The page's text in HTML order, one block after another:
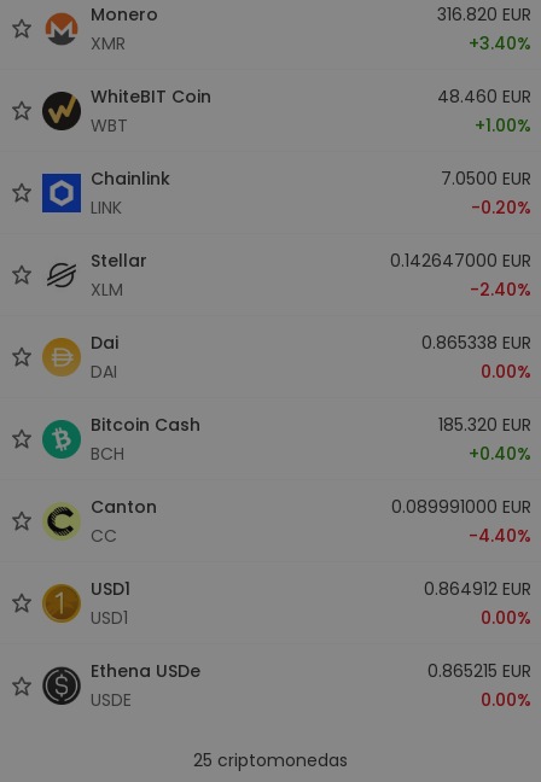
Monero
XMR
316.820 EUR
+3.40%
WhiteBIT Coin
WBT
48.460 EUR
+1.00%
Chainlink
LINK
7.0500 EUR
-0.20%
Stellar
XLM
0.142647000 EUR
-2.40%
Dai
DAI
0.865338 EUR
0.00%
Bitcoin Cash
BCH
185.320 EUR
+0.40%
Canton
CC
0.089991000 EUR
-4.40%
USD1
USD1
0.864912 EUR
0.00%
Ethena USDe
USDE
0.865215 EUR
0.00%
25 criptomonedas